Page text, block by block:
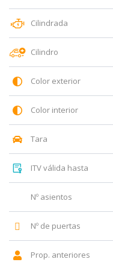
Cilindrada
Cilindro
Color exterior
Color interior
Tara
ITV válida hasta
Nº asientos
Nº de puertas
Prop. anteriores